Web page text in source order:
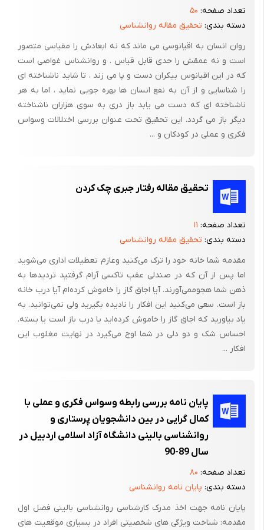
تعداد صفحه: ۵۰
دسته بندی: تحقیق مقاله روانشناسی
روان انسان به اقیانوسی می ماند که نه ابعادش را مقیاسی متصور
است و نه عمقش را حدی قابل قیاس . و روانشناس غواصی است
که در این اقیانوس بیکران دست و پا می زند ، تا شاید ناشناخته ای
را شناسایی و از آن به نفع انسان ها بهره جویی نماید ، اما به هر
ناشناخته ای که دست می یابد باز دری به سوی هزاران ناشناخته
دیگر باز می گردد. این تحقیق تحت عنوان بررسی اختلالات وسواس
فکری و عملی در کودکان و ...
تحقیق مقاله رفتار جبری چک کردن
تعداد صفحه: ۱۱
دسته بندی: تحقیق مقاله روانشناسی
مقدمه شما خانه خود را ترک می‌کنید وعازم تعطیلات اداری می‌شوید
اما پس از آن که در صندلی عقب تاکسی آرام گرفتید تردیدها به
ذهن شما هجوممی‌آورند. آیا اجاق گاز را خاموش کرده‌ام آیا درب خانه
باز است. سعی می‌کنید این افکار را نادیده بگیرید ولی نمی‌توانید. به
یاد بیاورید که اجاق گاز را خاموش کرده‌اید یا درب باز است یا بسته.
احساس شک و دو دلی در شما اوج می‌گیرد در نهایت مغلوب این
افکار ...
پایان نامه بررسی رابطه وسواس فکری و عملی با
کمال گرایی در بین دانشجویان پرستاری و
روانشناسی بالینی دانشگاه آزاد اسلامی اردبیل در
سال 89-90
تعداد صفحه: ۸۰
دسته بندی: پایان نامه روانشناسی
پایان نامه جهت اخذ مدرک کارشناسی روانشناسی بالینی فصل اول
مقدمه: شناخت ویژگی های شخصیتی افراد در بسیاری موقعیت های